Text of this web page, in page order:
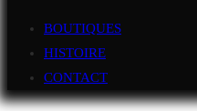
BOUTIQUES
HISTOIRE
CONTACT